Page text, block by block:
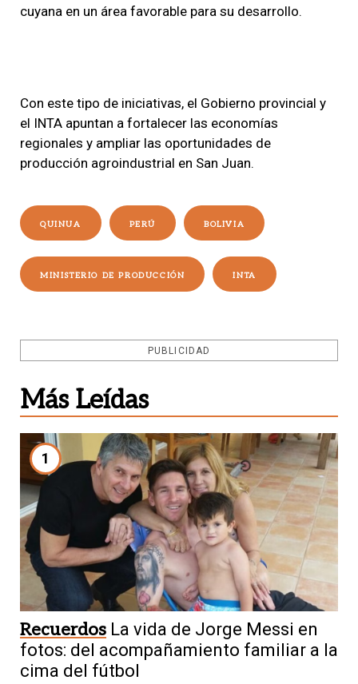
cuyana en un área favorable para su desarrollo.
Con este tipo de iniciativas, el Gobierno provincial y
el INTA apuntan a fortalecer las economías
regionales y ampliar las oportunidades de
producción agroindustrial en San Juan.
QUINUA PERÚ BOLIVIA
MINISTERIO DE PRODUCCIÓN INTA
PUBLICIDAD
Más Leídas
1
Recuerdos La vida de Jorge Messi en
fotos: del acompañamiento familiar a la
cima del fútbol